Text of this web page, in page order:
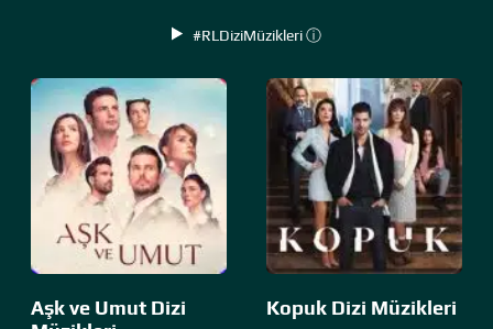
#RLDiziMüzikleri ⓘ
Aşk ve Umut Dizi
Kopuk Dizi Müzikleri